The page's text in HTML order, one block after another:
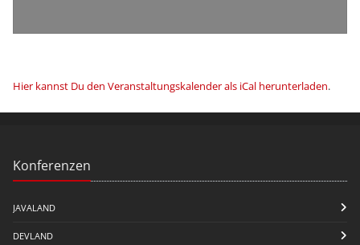
Hier kannst Du den Veranstaltungskalender als iCal herunterladen.
Konferenzen
JAVALAND
DEVLAND